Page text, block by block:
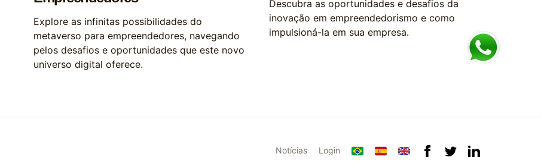
Explore as infinitas possibilidades do
metaverso para empreendedores, navegando
pelos desafios e oportunidades que este novo
universo digital oferece.
Descubra as oportunidades e desafios da
inovação em empreendedorismo e como
impulsioná-la em sua empresa.
Notícias Login